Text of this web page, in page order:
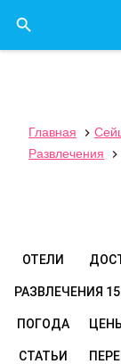

Главная 
Развлечения

ОТЕЛИ
РАЗВЛЕЧЕНИЯ 15
ПОГОДА ЦЕНЫ
СТАТЬИ